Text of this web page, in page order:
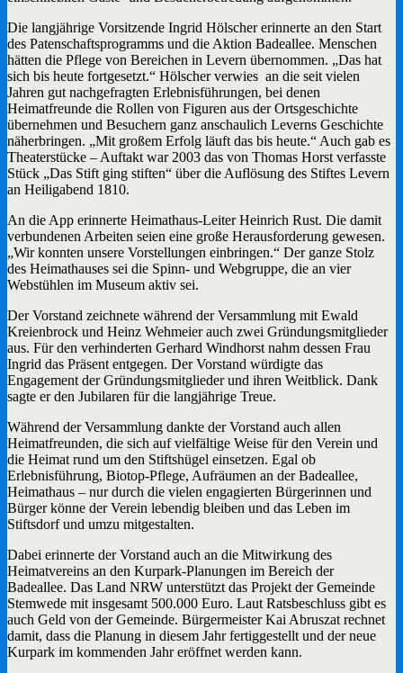
Die langjährige Vorsitzende Ingrid Hölscher erinnerte an den Start
des Patenschaftsprogramms und die Aktion Badeallee. Menschen
hätten die Pflege von Bereichen in Levern übernommen. „Das hat
sich bis heute fortgesetzt.“ Hölscher verwies an die seit vielen
Jahren gut nachgefragten Erlebnisführungen, bei denen
Heimatfreunde die Rollen von Figuren aus der Ortsgeschichte
übernehmen und Besuchern ganz anschaulich Leverns Geschichte
näherbringen. „Mit großem Erfolg läuft das bis heute.“ Auch gab es
Theaterstücke – Auftakt war 2003 das von Thomas Horst verfasste
Stück „Das Stift ging stiften“ über die Auflösung des Stiftes Levern
an Heiligabend 1810.
An die App erinnerte Heimathaus-Leiter Heinrich Rust. Die damit
verbundenen Arbeiten seien eine große Herausforderung gewesen.
„Wir konnten unsere Vorstellungen einbringen.“ Der ganze Stolz
des Heimathauses sei die Spinn- und Webgruppe, die an vier
Webstühlen im Museum aktiv sei.
Der Vorstand zeichnete während der Versammlung mit Ewald
Kreienbrock und Heinz Wehmeier auch zwei Gründungsmitglieder
aus. Für den verhinderten Gerhard Windhorst nahm dessen Frau
Ingrid das Präsent entgegen. Der Vorstand würdigte das
Engagement der Gründungsmitglieder und ihren Weitblick. Dank
sagte er den Jubilaren für die langjährige Treue.
Während der Versammlung dankte der Vorstand auch allen
Heimatfreunden, die sich auf vielfältige Weise für den Verein und
die Heimat rund um den Stiftshügel einsetzen. Egal ob
Erlebnisführung, Biotop-Pflege, Aufräumen an der Badeallee,
Heimathaus – nur durch die vielen engagierten Bürgerinnen und
Bürger könne der Verein lebendig bleiben und das Leben im
Stiftsdorf und umzu mitgestalten.
Dabei erinnerte der Vorstand auch an die Mitwirkung des
Heimatvereins an den Kurpark-Planungen im Bereich der
Badeallee. Das Land NRW unterstützt das Projekt der Gemeinde
Stemwede mit insgesamt 500.000 Euro. Laut Ratsbeschluss gibt es
auch Geld von der Gemeinde. Bürgermeister Kai Abruszat rechnet
damit, dass die Planung in diesem Jahr fertiggestellt und der neue
Kurpark im kommenden Jahr eröffnet werden kann.